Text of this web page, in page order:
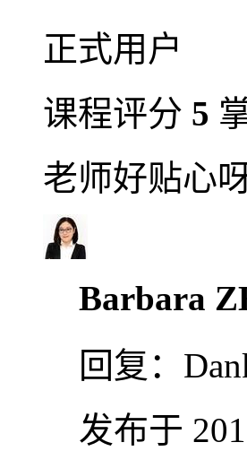
正式用户
课程评分 5
老师好贴心
Barbara
回复：
发布于